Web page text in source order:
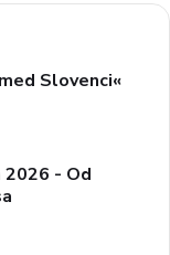
Slovenci«
- Od